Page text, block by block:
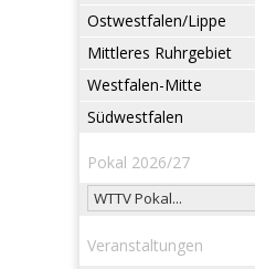
Ostwestfalen/Lippe
Mittleres Ruhrgebiet
Westfalen-Mitte
Südwestfalen
Pokal 2026/27
Veranstaltungen